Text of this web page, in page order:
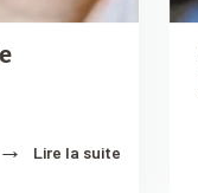
→ Lire la suite